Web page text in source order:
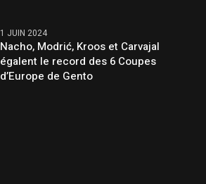
1 JUIN 2024
Nacho, Modrić, Kroos et Carvajal
égalent le record des 6 Coupes
d’Europe de Gento